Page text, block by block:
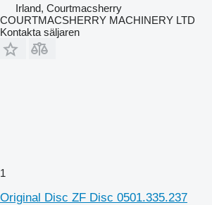
Irland, Courtmacsherry
COURTMACSHERRY MACHINERY LTD
Kontakta säljaren
1
Original Disc ZF Disc 0501.335.237